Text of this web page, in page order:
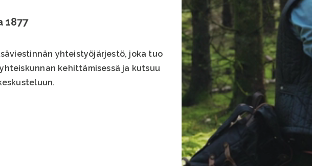
1877
yhteistyöjärjestö, joka tuo
kehittämisessä ja kutsuu